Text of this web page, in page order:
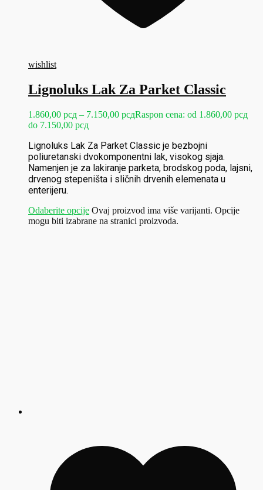
wishlist
Lignoluks Lak Za Parket Classic
1.860,00 рсд – 7.150,00 рсдRaspon cena: od 1.860,00 рсд
do 7.150,00 рсд
Lignoluks Lak Za Parket Classic je bezbojni
poliuretanski dvokomponentni lak, visokog sjaja.
Namenjen je za lakiranje parketa, brodskog poda, lajsni,
drvenog stepeništa i sličnih drvenih elemenata u
enterijeru.
Odaberite opcije Ovaj proizvod ima više varijanti. Opcije
mogu biti izabrane na stranici proizvoda.